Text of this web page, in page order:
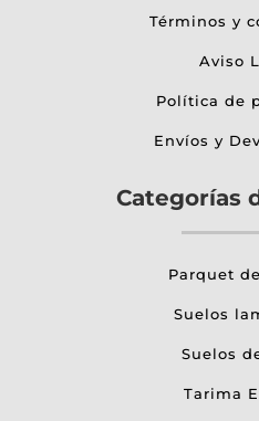
Términos y
Aviso
Política de
Envíos y
Categorías
Parquet
Suelos
Suelos
Tarima